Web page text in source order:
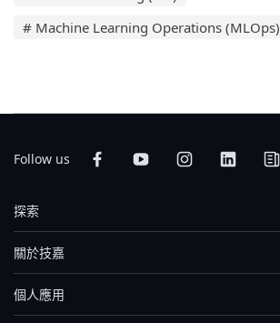
# Machine Learning Operations (MLOps)
Follow us
探索
關於技嘉
個人應用